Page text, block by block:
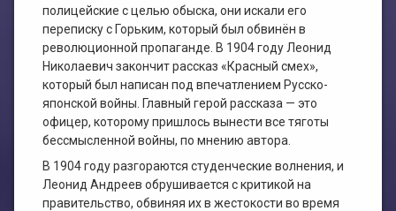
полицейские с целью обыска, они искали его
переписку с Горьким, который был обвинён в
революционной пропаганде. В 1904 году Леонид
Николаевич закончит рассказ «Красный смех»,
который был написан под впечатлением Русско-
японской войны. Главный герой рассказа — это
офицер, которому пришлось вынести все тяготы
бессмысленной войны, по мнению автора.
В 1904 году разгораются студенческие волнения, и
Леонид Андреев обрушивается с критикой на
правительство, обвиняя их в жестокости во время